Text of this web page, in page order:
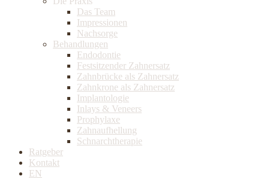
Das Team
Impressionen
Nachsorge
Behandlungen
Endodontie
Festsitzender Zahnersatz
Zahnbrücke als Zahnersatz
Zahnkrone als Zahnersatz
Implantologie
Inlays & Veneers
Prophylaxe
Zahnaufhellung
Schnarchtherapie
Ratgeber
Kontakt
EN